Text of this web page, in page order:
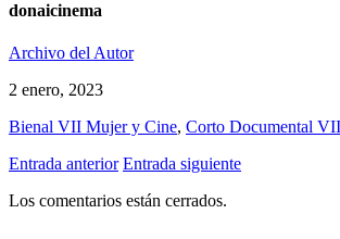
donaicinema
Archivo del Autor
2 enero, 2023
Bienal VII Mujer y Cine, Corto Documental
Entrada anterior Entrada siguiente
Los comentarios están cerrados.